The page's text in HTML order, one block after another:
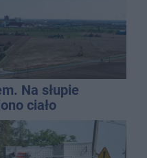
Na słupie
ciało